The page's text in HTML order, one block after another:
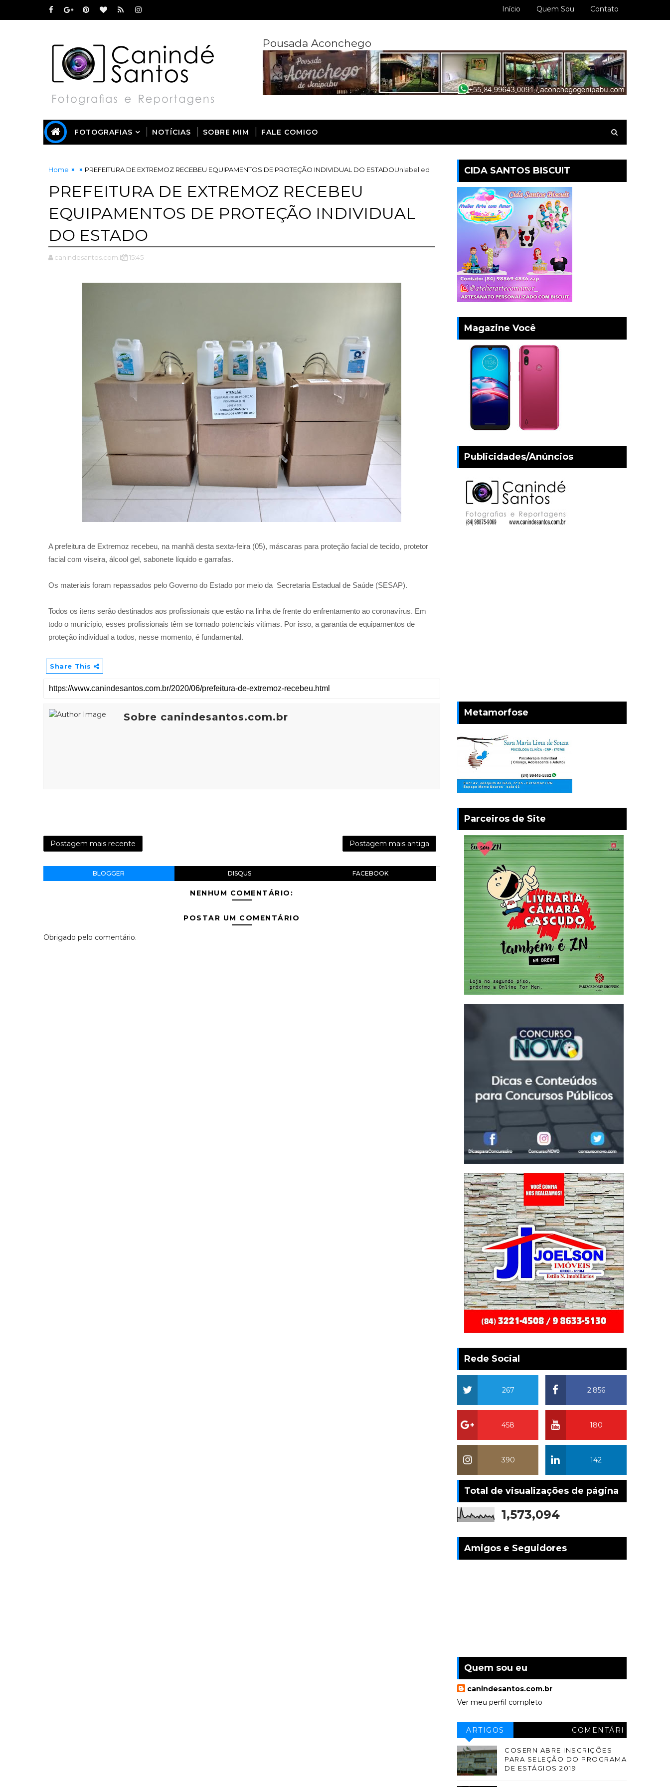
Início Quem Sou Contato
Pousada Aconchego
FOTOGRAFIAS NOTÍCIAS SOBRE MIM FALE COMIGO
Home Unlabelled
PREFEITURA DE EXTREMOZ RECEBEU EQUIPAMENTOS DE PROTEÇÃO INDIVIDUAL DO ESTADO
PREFEITURA DE EXTREMOZ RECEBEU
EQUIPAMENTOS DE PROTEÇÃO INDIVIDUAL
DO ESTADO
canindesantos.com.br 15:45
A prefeitura de Extremoz recebeu, na manhã desta sexta-feira (05), máscaras para proteção facial de tecido, protetor
facial com viseira, álcool gel, sabonete líquido e garrafas.
Os materiais foram repassados pelo Governo do Estado por meio da Secretaria Estadual de Saúde (SESAP).
Todos os itens serão destinados aos profissionais que estão na linha de frente do enfrentamento ao coronavírus. Em
todo o município, esses profissionais têm se tornado potenciais vítimas. Por isso, a garantia de equipamentos de
proteção individual a todos, nesse momento, é fundamental.
Share This
Sobre canindesantos.com.br
Postagem mais recente Postagem mais antiga
BLOGGER DISQUS FACEBOOK
NENHUM COMENTÁRIO:
POSTAR UM COMENTÁRIO
Obrigado pelo comentário.
CIDA SANTOS BISCUIT
Magazine Você
Publicidades/Anúncios
Metamorfose
Parceiros de Site
Rede Social
2.856
267
180
458
142
390
Total de visualizações de página
1,573,094
Amigos e Seguidores
Quem sou eu
canindesantos.com.br
Ver meu perfil completo
ARTIGOS
COMENTÁRI
OS
COSERN ABRE INSCRIÇÕES
PARA SELEÇÃO DO PROGRAMA
DE ESTÁGIOS 2019